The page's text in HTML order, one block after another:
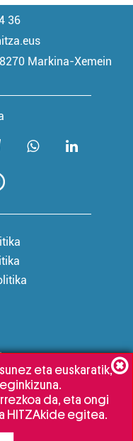
36
Markina-Xemein
eta euskaratik,
da, eta ongi
HITZAkide egitea.